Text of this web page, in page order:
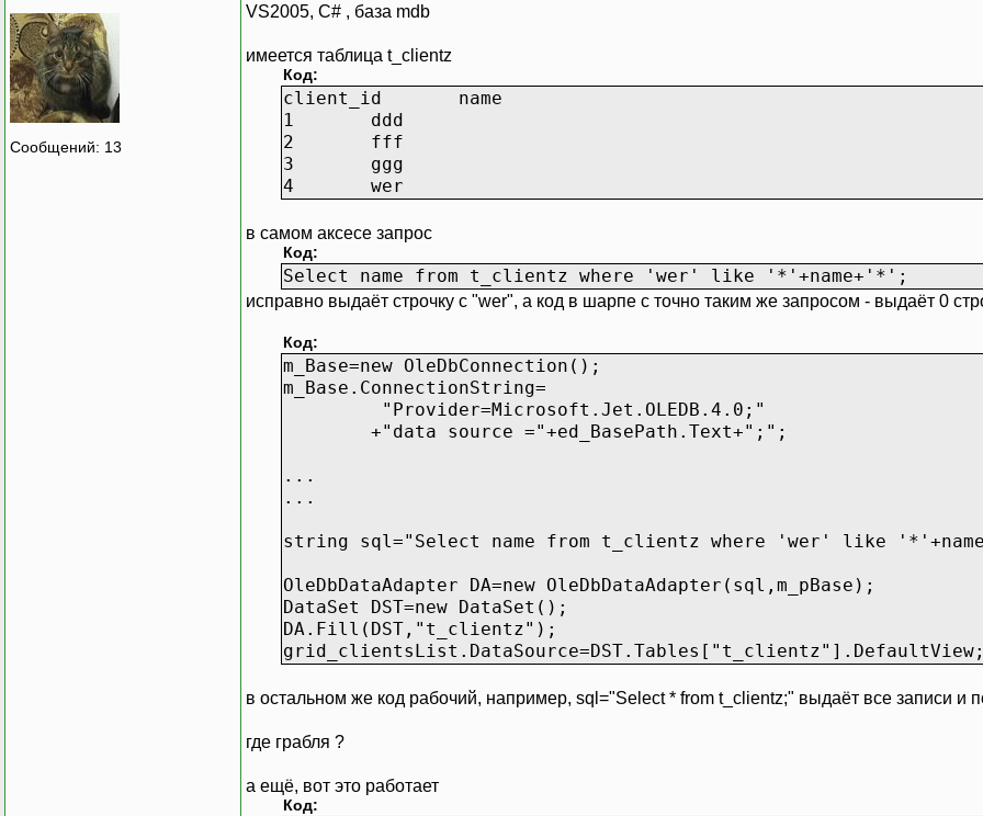
Сообщений: 13
VS2005, C# , база mdb
имеется таблица t_clientz
Код:
client_id
name
1
ddd
2
fff
3
ggg
4
wer
в самом аксесе запрос
Код:
Select name from t_clientz where 'wer' like '*'+name+'*';
исправно выдаёт строчку с "wer", а код в шарпе с точно таким же запросом - выдаёт 0
Код:
m_Base=new OleDbConnection();
m_Base.ConnectionString=
"Provider=Microsoft.Jet.OLEDB.4.0;"
+"data source ="+ed_BasePath.Text+";";
...
...
string sql="Select name from t_clientz where 'wer' like
OleDbDataAdapter DA=new OleDbDataAdapter(sql,m_pBase);
DataSet DST=new DataSet();
DA.Fill(DST,"t_clientz");
в остальном же код рабочий, например, sql="Select * from t_clientz;" выдаёт все записи и
где грабля ?
а ещё, вот это работает
Код: